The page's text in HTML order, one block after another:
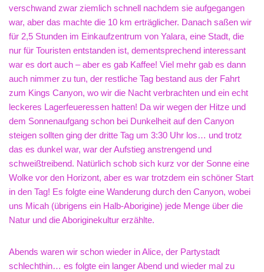
verschwand zwar ziemlich schnell nachdem sie aufgegangen
war, aber das machte die 10 km erträglicher. Danach saßen wir
für 2,5 Stunden im Einkaufzentrum von Yalara, eine Stadt, die
nur für Touristen entstanden ist, dementsprechend interessant
war es dort auch – aber es gab Kaffee! Viel mehr gab es dann
auch nimmer zu tun, der restliche Tag bestand aus der Fahrt
zum Kings Canyon, wo wir die Nacht verbrachten und ein echt
leckeres Lagerfeueressen hatten! Da wir wegen der Hitze und
dem Sonnenaufgang schon bei Dunkelheit auf den Canyon
steigen sollten ging der dritte Tag um 3:30 Uhr los… und trotz
das es dunkel war, war der Aufstieg anstrengend und
schweißtreibend. Natürlich schob sich kurz vor der Sonne eine
Wolke vor den Horizont, aber es war trotzdem ein schöner Start
in den Tag! Es folgte eine Wanderung durch den Canyon, wobei
uns Micah (übrigens ein Halb-Aborigine) jede Menge über die
Natur und die Aboriginekultur erzählte.
Abends waren wir schon wieder in Alice, der Partystadt
schlechthin… es folgte ein langer Abend und wieder mal zu